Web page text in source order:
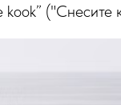
("Снесите